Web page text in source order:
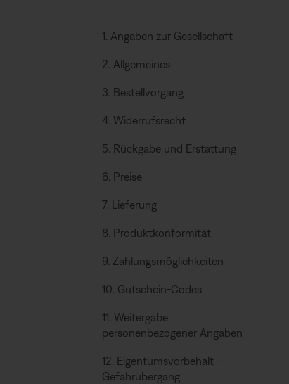
1. Angaben zur Gesellschaft
2. Allgemeines
3. Bestellvorgang
4. Widerrufsrecht
5. Rückgabe und Erstattung
6. Preise
7. Lieferung
8. Produktkonformität
9. Zahlungsmöglichkeiten
10. Gutschein-Codes
11. Weitergabe
personenbezogener Angaben
12. Eigentumsvorbehalt -
Gefahrübergang